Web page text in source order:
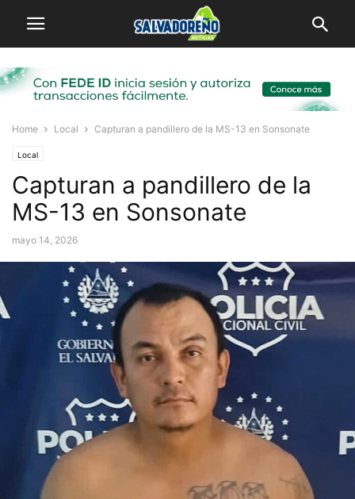
Home Local Capturan a pandillero de la MS-13 en Sonsonate
Local
Capturan a pandillero de la
MS-13 en Sonsonate
mayo 14, 2026